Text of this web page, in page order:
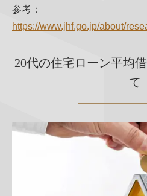
参考：
https://www.jhf.go.jp/about/
20代の住宅ローン平均
て